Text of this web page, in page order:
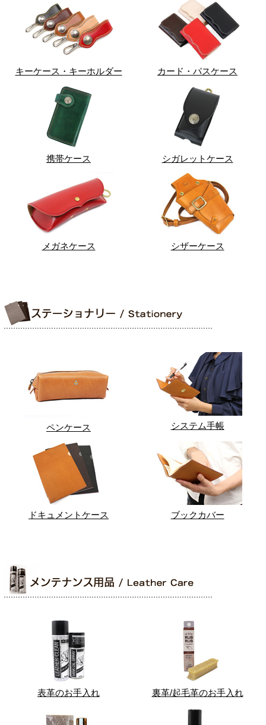
キーケース・キーホルダー カード・パスケース
携帯ケース シガレットケース
メガネケース シザーケース
ペンケース システム手帳
ドキュメントケース ブックカバー
表革のお手入れ 裏革/起毛革のお手入れ